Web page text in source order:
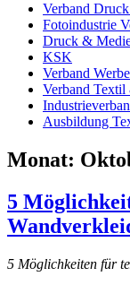
Verband
Fotoindustrie
Druck &
KSK
Verband
Verband
Ausbildung
Monat:
5
5 Möglichkeiten für